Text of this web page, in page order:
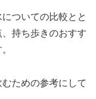
ついての比較とと
持ち歩きのおすす
ための参考にして